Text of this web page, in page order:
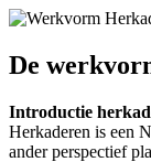
De
Introductie
Herkaderen is een
ander perspectief